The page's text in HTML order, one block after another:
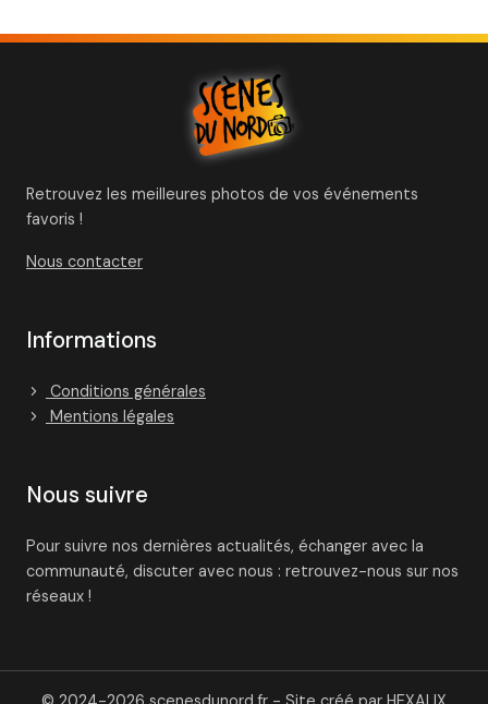
Retrouvez les meilleures photos de vos événements
favoris !
Nous contacter
Informations
Conditions générales
Mentions légales
Nous suivre
Pour suivre nos dernières actualités, échanger avec la
communauté, discuter avec nous : retrouvez-nous sur nos
réseaux !